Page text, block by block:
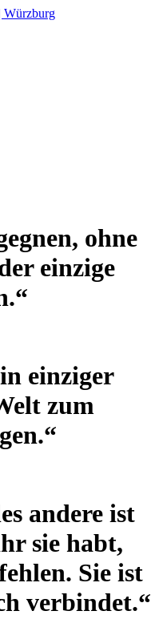
ohne
einzige
einziger
zum
andere ist
sie habt,
Sie ist
verbindet.“